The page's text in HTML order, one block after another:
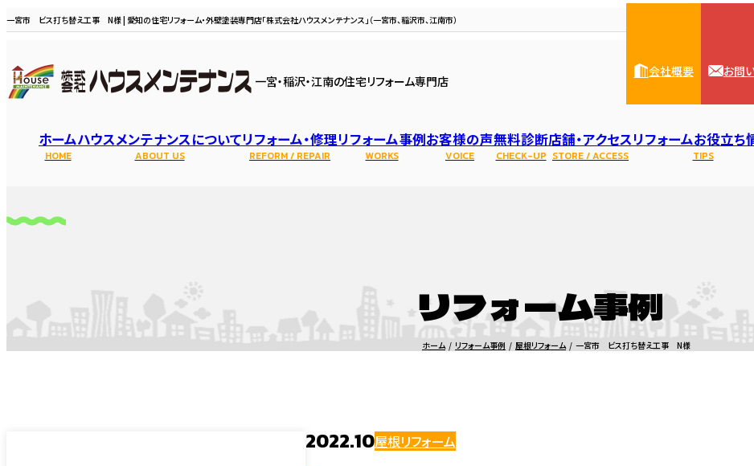
一宮市 ビス打ち替え工事 N様 | 愛知の住宅リフォーム・外壁塗装専門店「株式会社ハウスメンテナンス」（一宮市、稲沢市、江南市）
一宮・稲沢・江南の住宅リフォーム専門店
会社概要 お問
ホーム
HOME
ハウスメンテナンスについて
ABOUT US
リフォーム・修理
REFORM / REPAIR
トイレのリフォーム・修理洗面化粧台のリフォーム・修理キッチンのリフォーム
リフォーム事例
WORKS
お客様の声
VOICE
無料診断
CHECK-UP
店舗・アクセス
STORE / ACCESS
リフォームお役立ち
TIPS
リフォーム事例
ホーム リフォーム事例 屋根リフォーム 一宮市 ビス打ち替え工事 N様
2022.10屋根リフォーム